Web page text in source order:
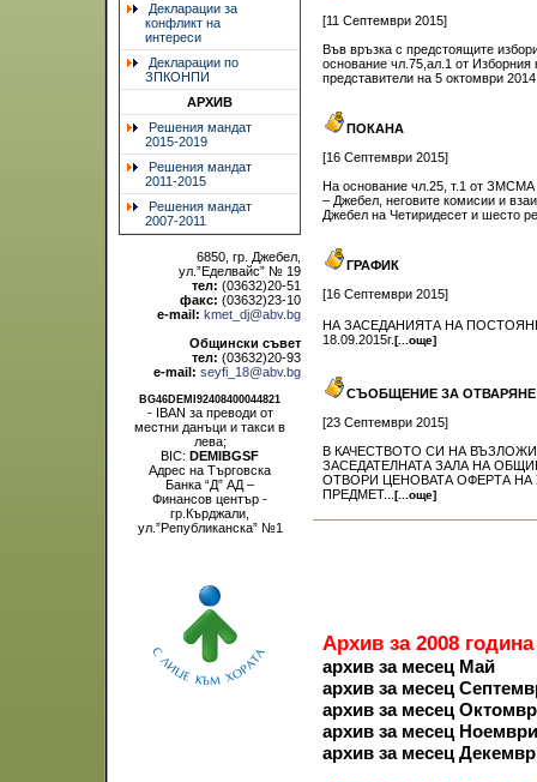
Декларации за
конфликт на
интереси
Декларации по
ЗПКОНПИ
АРХИВ
Решения мандат
2015-2019
Решения мандат
2011-2015
Решения мандат
2007-2011
6850, гр. Джебел,
ул.”Еделвайс” № 19
тел: (03632)20-51
факс: (03632)23-10
e-mail: kmet_dj@abv.bg
Общински съвет
тел: (03632)20-93
e-mail: seyfi_18@abv.bg
BG46DEMI92408400044821
- IBAN за преводи от
местни данъци и такси в
лева;
BIC: DEMIBGSF
Адрес на Търговска
Банка “Д” АД –
Финансов център -
гр.Кърджали,
ул.”Републиканска” №1
[11 Септември 2015]
Във връзка с предстоящите
основание чл.75,ал.1 от Изборния
представители на 5 октомври
ПОКАНА
[16 Септември 2015]
На основание чл.25, т.1 от ЗМСМА
– Джебел, неговите комисии и
Джебел на Четиридесeт и шесто
ГРАФИК
[16 Септември 2015]
НА ЗАСЕДАНИЯТА НА
18.09.2015г.[...още]
СЪОБЩЕНИЕ ЗА
[23 Септември 2015]
В КАЧЕСТВОТО СИ НА
ЗАСЕДАТЕЛНАТА ЗАЛА НА
ОТВОРИ ЦЕНОВАТА ОФЕРТА НА
ПРЕДМЕТ... [...още]
Архив за 2008 година
архив за месец Май
архив за месец
архив за месец
архив за месец Ноември
архив за месец